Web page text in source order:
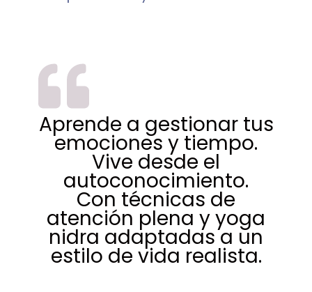
Aprende a gestionar tus
emociones y tiempo.
Vive desde el
autoconocimiento.
Con técnicas de
atención plena y yoga
nidra adaptadas a un
estilo de vida realista.